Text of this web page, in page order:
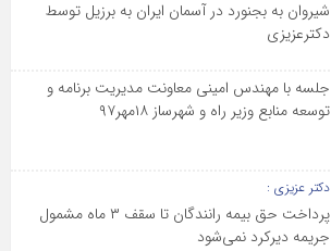
شیروان به بجنورد در آسمان ایران به برزیل توسط
دکترعزیزی
جلسه با مهندس امینی معاونت مدیریت برنامه و
توسعه منابع وزیر راه و شهرساز ۱۸مهر۹۷
دکتر عزیزی :
پرداخت حق بیمه رانندگان تا سقف ۳ ماه مشمول
جریمه دیرکرد نمی‌شود